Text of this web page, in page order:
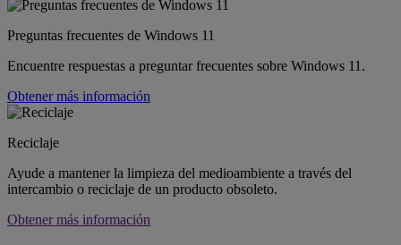
Preguntas frecuentes de Windows 11
Encuentre respuestas a preguntar frecuentes sobre Windows 11.
Obtener más información
Reciclaje
Ayude a mantener la limpieza del medioambiente a través del
intercambio o reciclaje de un producto obsoleto.
Obtener más información